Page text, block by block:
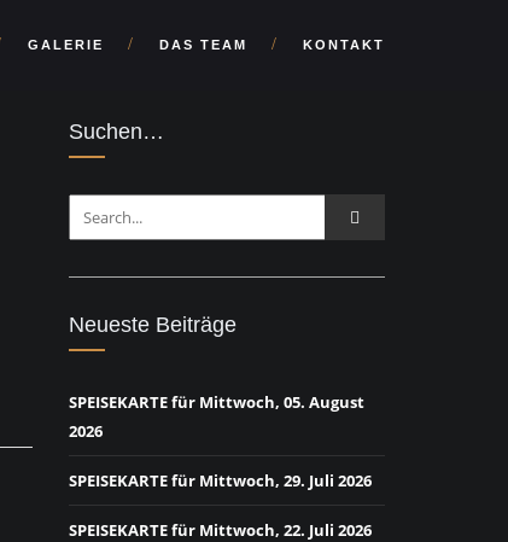
GALERIE DAS TEAM KONTAKT
Suchen…
Neueste Beiträge
SPEISEKARTE für Mittwoch, 05. August
2026
SPEISEKARTE für Mittwoch, 29. Juli 2026
SPEISEKARTE für Mittwoch, 22. Juli 2026